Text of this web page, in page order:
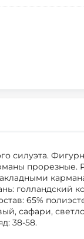
силуэта.
прорезные.
голландский
65%
сафари,
38-58.